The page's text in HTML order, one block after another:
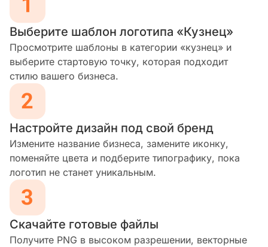
Выберите шаблон логотипа «Кузнец»
Просмотрите шаблоны в категории «кузнец» и
выберите стартовую точку, которая подходит
стилю вашего бизнеса.
Настройте дизайн под свой бренд
Измените название бизнеса, замените иконку,
поменяйте цвета и подберите типографику, пока
логотип не станет уникальным.
Скачайте готовые файлы
Получите PNG в высоком разрешении, векторные